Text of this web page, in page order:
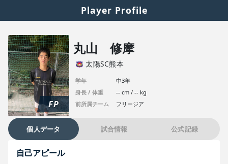
Player Profile
FP
丸山 修摩
太陽SC熊本
学年
中3年
身長 / 体重
-- cm / -- kg
前所属チーム
フリージア
個人データ 試合情報 公式記録
自己アピール